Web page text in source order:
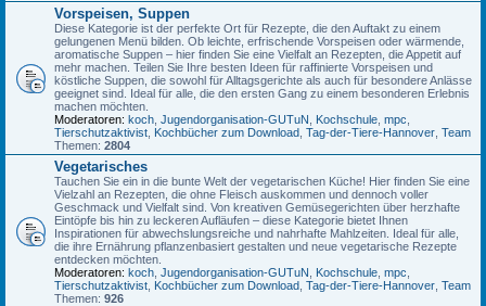
Vorspeisen, Suppen
Diese Kategorie ist der perfekte Ort für Rezepte, die den Auftakt zu einem
gelungenen Menü bilden. Ob leichte, erfrischende Vorspeisen oder wärmende,
aromatische Suppen – hier finden Sie eine Vielfalt an Rezepten, die Appetit auf
mehr machen. Teilen Sie Ihre besten Ideen für raffinierte Vorspeisen und
köstliche Suppen, die sowohl für Alltagsgerichte als auch für besondere Anlässe
geeignet sind. Ideal für alle, die den ersten Gang zu einem besonderen Erlebnis
machen möchten.
Moderatoren: koch Jugendorganisation-GUTuN Kochschule mpc
Tierschutzaktivist Kochbücher zum Download Tag-der-Tiere-Hannover Team
Themen: 2804
Vegetarisches
Tauchen Sie ein in die bunte Welt der vegetarischen Küche! Hier finden Sie eine
Vielzahl an Rezepten, die ohne Fleisch auskommen und dennoch voller
Geschmack und Vielfalt sind. Von kreativen Gemüsegerichten über herzhafte
Eintöpfe bis hin zu leckeren Aufläufen – diese Kategorie bietet Ihnen
Inspirationen für abwechslungsreiche und nahrhafte Mahlzeiten. Ideal für alle,
die ihre Ernährung pflanzenbasiert gestalten und neue vegetarische Rezepte
entdecken möchten.
Moderatoren: koch Jugendorganisation-GUTuN Kochschule mpc
Tierschutzaktivist Kochbücher zum Download Tag-der-Tiere-Hannover Team
Themen: 926